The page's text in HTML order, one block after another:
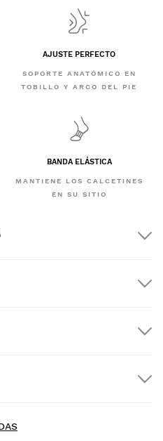
AJUSTE PERFECTO
SOPORTE ANATÓMICO EN
TOBILLO Y ARCO DEL PIE
BANDA ELÁSTICA
MANTIENE LOS CALCETINES
EN SU SITIO
desde $300.00